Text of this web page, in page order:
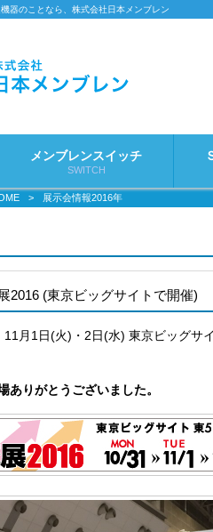
器のことなら、株式会社日本メンブレン
メンブレンスイッチ
SWITCH
> 展示会情報2016年
2016 (東京ビッグサイトで開催)
月1日(火)・2日(水) 東京ビッグサ
ありがとうございました。